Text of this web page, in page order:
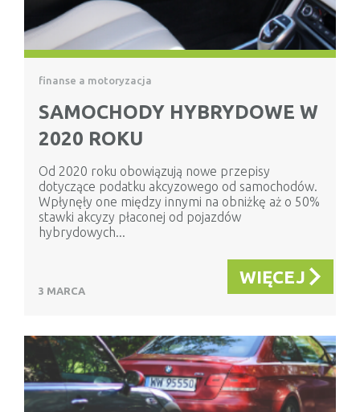
finanse a motoryzacja
SAMOCHODY HYBRYDOWE W
2020 ROKU
Od 2020 roku obowiązują nowe przepisy
dotyczące podatku akcyzowego od samochodów.
Wpłynęły one między innymi na obniżkę aż o 50%
stawki akcyzy płaconej od pojazdów
hybrydowych...
3 MARCA
WIĘCEJ